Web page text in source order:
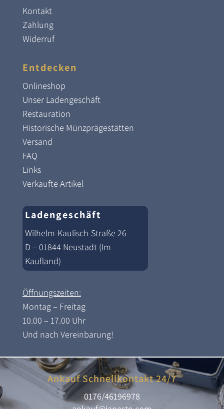
Kontakt
Zahlung
Widerruf
Entdecken
Onlineshop
Unser Ladengeschäft
Restauration
Historische Münzprägestätten
Versand
FAQ
Links
Verkaufte Artikel
Ladengeschäft
Wilhelm-Kaulisch-Straße 26
D – 01844 Neustadt (Im
Kaufland)
Öffnungszeiten:
Montag – Freitag
10.00 – 17.00 Uhr
Und nach Vereinbarung!
Ankauf Schnellkontakt 24/7
0176/46196978